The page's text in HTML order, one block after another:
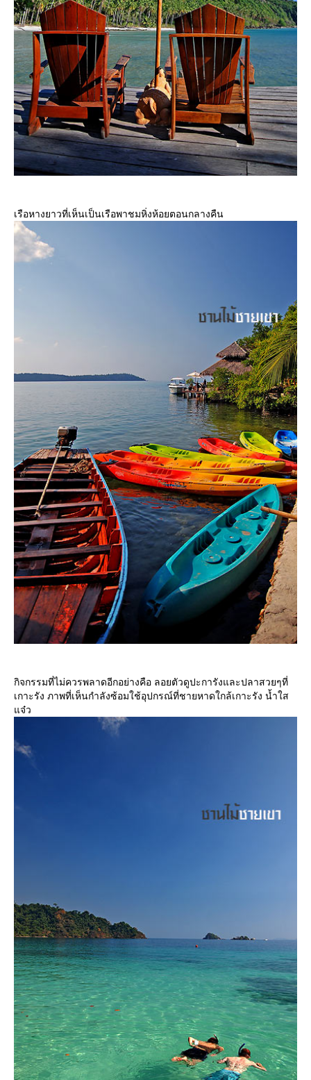
เรือหางยาวที่เห็นเป็นเรือพาชมหิ่งห้อยตอนกลางคืน
กิจกรรมที่ไม่ควรพลาดอีกอย่างคือ ลอยตัวดูปะการังและปลาสวยๆที่
เกาะรัง ภาพที่เห็นกำลังซ้อมใช้อุปกรณ์ที่ชายหาดใกล้เกาะรัง น้ำใส
จ๋ว